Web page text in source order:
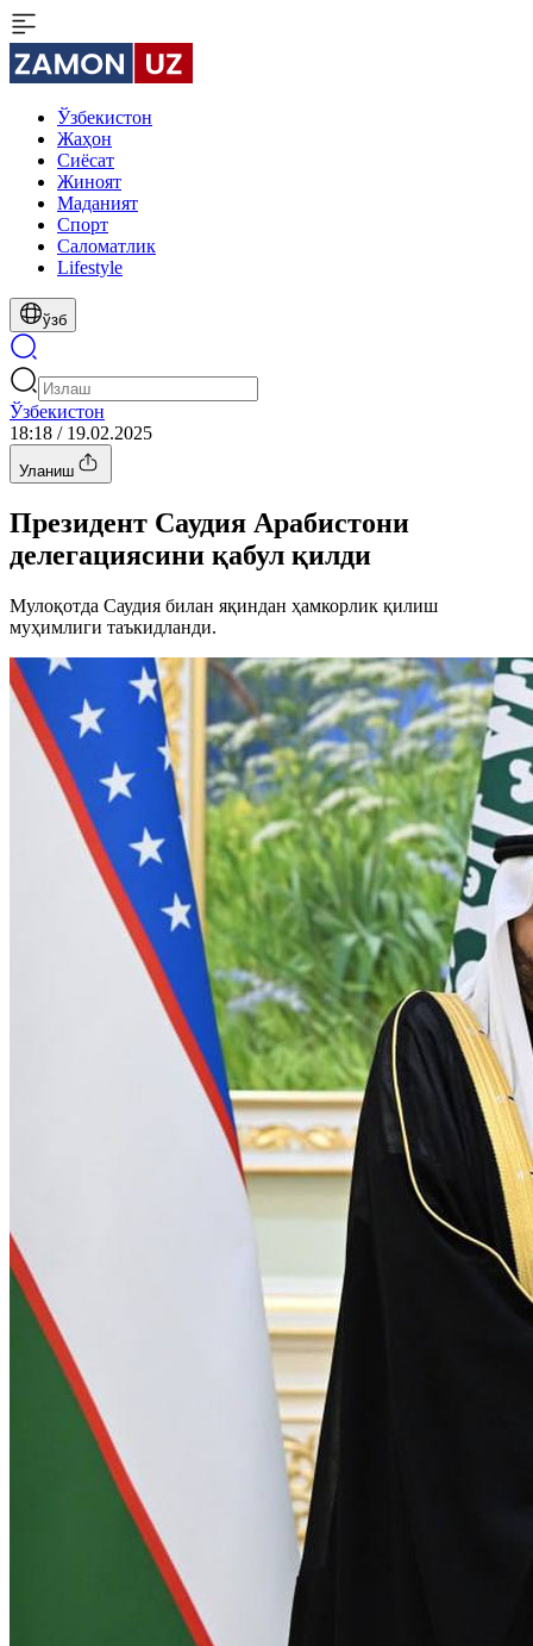
Ўзбекистон
Жаҳон
Сиёсат
Жиноят
Маданият
Спорт
Cаломатлик
Lifestyle
ўзб
Ўзбекистон
18:18 / 19.02.2025
Уланиш
Президент Саудия Арабистони
делегациясини қабул қилди
Мулоқотда Саудия билан яқиндан ҳамкорлик қилиш
муҳимлиги таъкидланди.